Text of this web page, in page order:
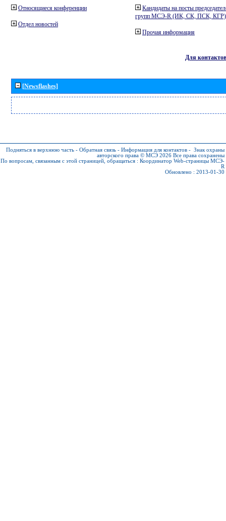
Относящиеся конференции
Отдел новостей
Кандидаты на посты
групп МСЭ-R (ИК, СК, ПСК, КГР)
Прочая информация
Для контактов
[Newsflashes]
Подняться в верхнюю часть - Обратная связь - Информация для контактов - Знак охраны
авторского права © МСЭ 2026 Все права сохранены
По вопросам, связанным с этой страницей, обращаться : Координатор Web-страницы МСЭ-
R
Обновлено : 2013-01-30